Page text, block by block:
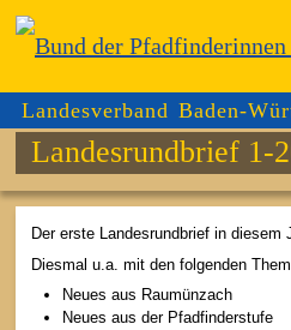
Landesverband Baden-
Landesrundbrief 1-
Der erste Landesrundbrief in diesem
Diesmal u.a. mit den folgenden
Neues aus Raumünzach
Neues aus der Pfadfinderstufe